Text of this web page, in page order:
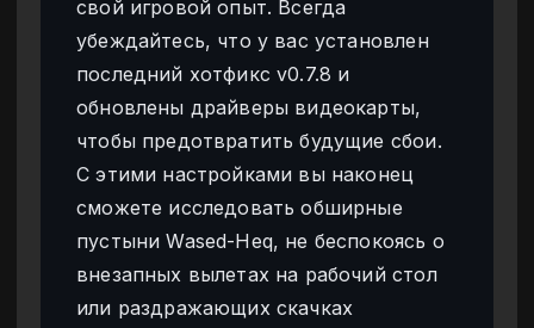
свой игровой опыт. Всегда
убеждайтесь, что у вас установлен
последний хотфикс v0.7.8 и
обновлены драйверы видеокарты,
чтобы предотвратить будущие сбои.
С этими настройками вы наконец
сможете исследовать обширные
пустыни Wased-Heq, не беспокоясь о
внезапных вылетах на рабочий стол
или раздражающих скачках